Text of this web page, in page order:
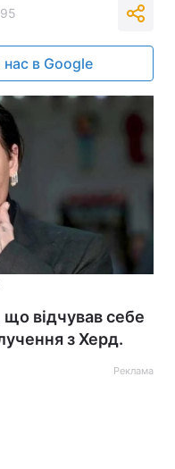
нас в Google
що відчував себе
з Херд.
Реклама